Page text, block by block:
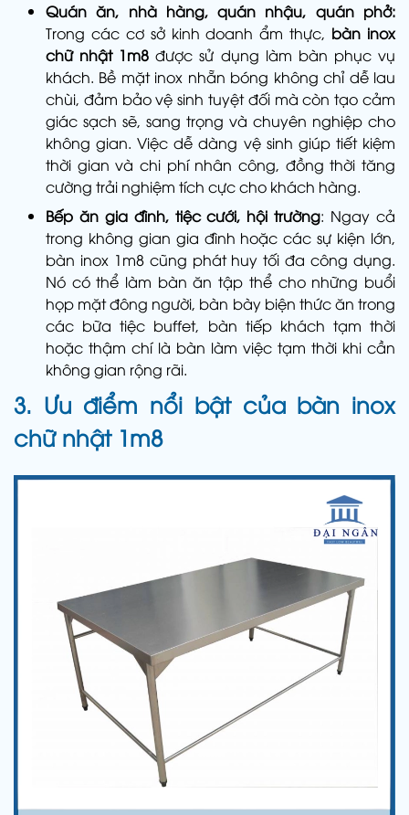
Quán ăn, nhà hàng, quán nhậu, quán phở:
Trong các cơ sở kinh doanh ẩm thực, bàn inox
chữ nhật 1m8 được sử dụng làm bàn phục vụ
khách. Bề mặt inox nhẵn bóng không chỉ dễ lau
chùi, đảm bảo vệ sinh tuyệt đối mà còn tạo cảm
giác sạch sẽ, sang trọng và chuyên nghiệp cho
không gian. Việc dễ dàng vệ sinh giúp tiết kiệm
thời gian và chi phí nhân công, đồng thời tăng
cường trải nghiệm tích cực cho khách hàng.
Bếp ăn gia đình, tiệc cưới, hội trường: Ngay cả
trong không gian gia đình hoặc các sự kiện lớn,
bàn inox 1m8 cũng phát huy tối đa công dụng.
Nó có thể làm bàn ăn tập thể cho những buổi
họp mặt đông người, bàn bày biện thức ăn trong
các bữa tiệc buffet, bàn tiếp khách tạm thời
hoặc thậm chí là bàn làm việc tạm thời khi cần
không gian rộng rãi.
3. Ưu điểm nổi bật của bàn inox
chữ nhật 1m8